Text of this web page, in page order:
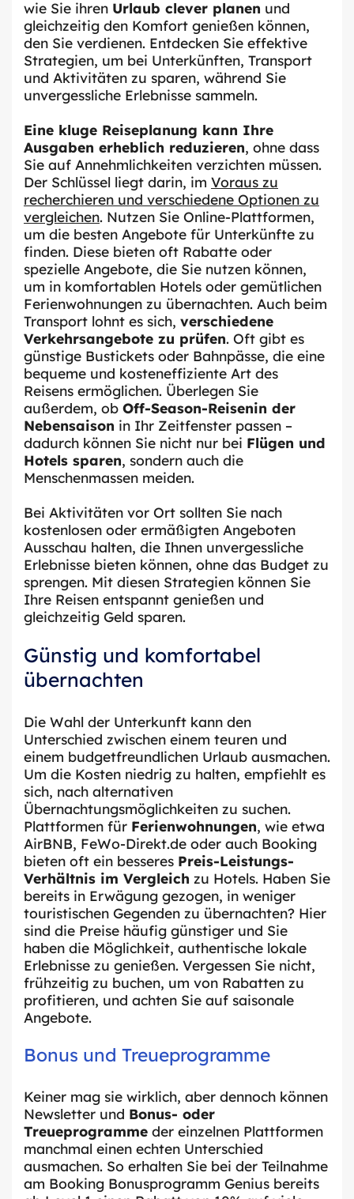
wie Sie ihren Urlaub clever planen und
gleichzeitig den Komfort genießen können,
den Sie verdienen. Entdecken Sie effektive
Strategien, um bei Unterkünften, Transport
und Aktivitäten zu sparen, während Sie
unvergessliche Erlebnisse sammeln.
Eine kluge Reiseplanung kann Ihre
Ausgaben erheblich reduzieren, ohne dass
Sie auf Annehmlichkeiten verzichten müssen.
Der Schlüssel liegt darin, im Voraus zu
recherchieren und verschiedene Optionen zu
vergleichen. Nutzen Sie Online-Plattformen,
um die besten Angebote für Unterkünfte zu
finden. Diese bieten oft Rabatte oder
spezielle Angebote, die Sie nutzen können,
um in komfortablen Hotels oder gemütlichen
Ferienwohnungen zu übernachten. Auch beim
Transport lohnt es sich, verschiedene
Verkehrsangebote zu prüfen. Oft gibt es
günstige Bustickets oder Bahnpässe, die eine
bequeme und kosteneffiziente Art des
Reisens ermöglichen. Überlegen Sie
außerdem, ob Off-Season-Reisenin der
Nebensaison in Ihr Zeitfenster passen –
dadurch können Sie nicht nur bei Flügen und
Hotels sparen, sondern auch die
Menschenmassen meiden.
Bei Aktivitäten vor Ort sollten Sie nach
kostenlosen oder ermäßigten Angeboten
Ausschau halten, die Ihnen unvergessliche
Erlebnisse bieten können, ohne das Budget zu
sprengen. Mit diesen Strategien können Sie
Ihre Reisen entspannt genießen und
gleichzeitig Geld sparen.
Günstig und komfortabel
übernachten
Die Wahl der Unterkunft kann den
Unterschied zwischen einem teuren und
einem budgetfreundlichen Urlaub ausmachen.
Um die Kosten niedrig zu halten, empfiehlt es
sich, nach alternativen
Übernachtungsmöglichkeiten zu suchen.
Plattformen für Ferienwohnungen, wie etwa
AirBNB, FeWo-Direkt.de oder auch Booking
bieten oft ein besseres Preis-Leistungs-
Verhältnis im Vergleich zu Hotels. Haben Sie
bereits in Erwägung gezogen, in weniger
touristischen Gegenden zu übernachten? Hier
sind die Preise häufig günstiger und Sie
haben die Möglichkeit, authentische lokale
Erlebnisse zu genießen. Vergessen Sie nicht,
frühzeitig zu buchen, um von Rabatten zu
profitieren, und achten Sie auf saisonale
Angebote.
Bonus und Treueprogramme
Keiner mag sie wirklich, aber dennoch können
Newsletter und Bonus- oder
Treueprogramme der einzelnen Plattformen
manchmal einen echten Unterschied
ausmachen. So erhalten Sie bei der Teilnahme
am Booking Bonusprogramm Genius bereits